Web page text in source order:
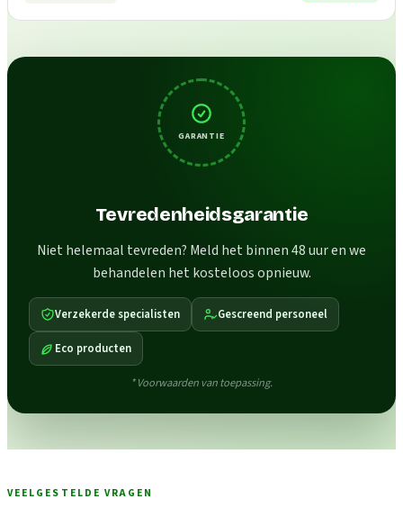
GARANTIE
Tevredenheidsgarantie
Niet helemaal tevreden? Meld het binnen 48 uur en we
behandelen het kosteloos opnieuw.
Verzekerde specialisten Gescreend personeel
Eco producten
* Voorwaarden van toepassing.
VEELGESTELDE VRAGEN